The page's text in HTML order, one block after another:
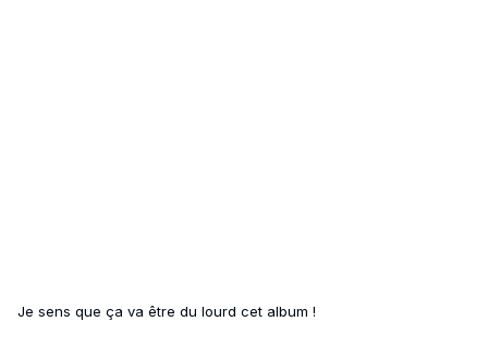
Je sens que ça va être du lourd cet album !